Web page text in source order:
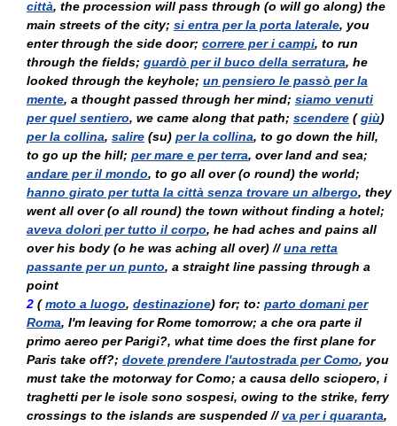
città, the procession will pass through (o will go along) the
main streets of the city; si entra per la porta laterale, you
enter through the side door; correre per i campi, to run
through the fields; guardò per il buco della serratura, he
looked through the keyhole; un pensiero le passò per la
mente, a thought passed through her mind; siamo venuti
per quel sentiero, we came along that path; scendere ( giù)
per la collina, salire (su) per la collina, to go down the hill,
to go up the hill; per mare e per terra, over land and sea;
andare per il mondo, to go all over (o round) the world;
hanno girato per tutta la città senza trovare un albergo, they
went all over (o all round) the town without finding a hotel;
aveva dolori per tutto il corpo, he had aches and pains all
over his body (o he was aching all over) //una retta
passante per un punto, a straight line passing through a
point
2 ( moto a luogo, destinazione) for; to: parto domani per
Roma, I'm leaving for Rome tomorrow; a che ora parte il
primo aereo per Parigi?, what time does the first plane for
Paris take off?; dovete prendere l'autostrada per Como, you
must take the motorway for Como; a causa dello sciopero, i
traghetti per le isole sono sospesi, owing to the strike, ferry
crossings to the islands are suspended //va per i quaranta,